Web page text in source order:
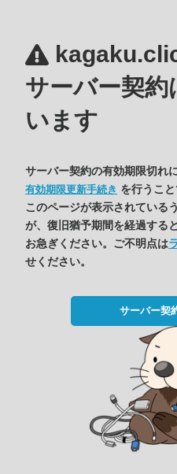
サーバー契約
います
サーバー契約の有効期限切れ
有効期限更新手続き を行うこ
このページが表示されている
が、復旧猶予期間を経過する
お急ぎください。ご不明点は
せください。
サーバー契